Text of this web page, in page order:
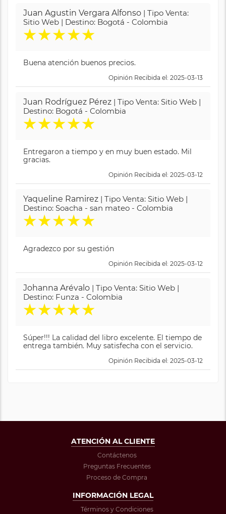
Juan Agustin Vergara Alfonso | Tipo Venta:
Sitio Web | Destino: Bogotá - Colombia
★★★★★
Buena atención buenos precios.
Opinión Recibida el: 2025-03-13
Juan Rodríguez Pérez | Tipo Venta: Sitio Web |
Destino: Bogotá - Colombia
★★★★★
Entregaron a tiempo y en muy buen estado. Mil
gracias.
Opinión Recibida el: 2025-03-12
Yaqueline Ramirez | Tipo Venta: Sitio Web |
Destino: Soacha - san mateo - Colombia
★★★★★
Agradezco por su gestión
Opinión Recibida el: 2025-03-12
Johanna Arévalo | Tipo Venta: Sitio Web |
Destino: Funza - Colombia
★★★★★
Súper!!! La calidad del libro excelente. El tiempo de
entrega también. Muy satisfecha con el servicio.
Opinión Recibida el: 2025-03-12
ATENCIÓN AL CLIENTE
Contáctenos
Preguntas Frecuentes
Proceso de Compra
INFORMACIÓN LEGAL
Términos y Condiciones